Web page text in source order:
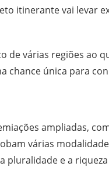
itinerante vai levar
de várias regiões ao
chance única para
ampliadas,
várias
pluralidade e a